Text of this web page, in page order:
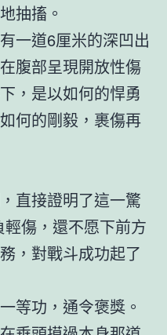
抽搐。
道6厘米的深凹出
腹部呈現開放性傷
，是以如何的悍勇
何的剛毅，裹傷再
接證明了這一驚
傷，還不愿下前方
，對戰斗成功起了
功，通令褒獎。